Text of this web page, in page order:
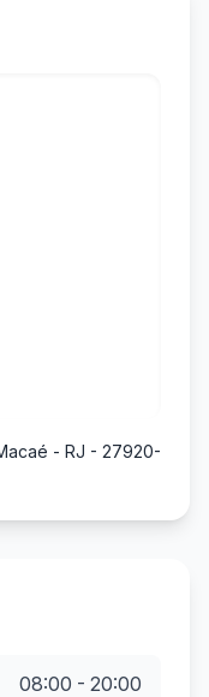
- RJ - 27920-
08:00 - 20:00